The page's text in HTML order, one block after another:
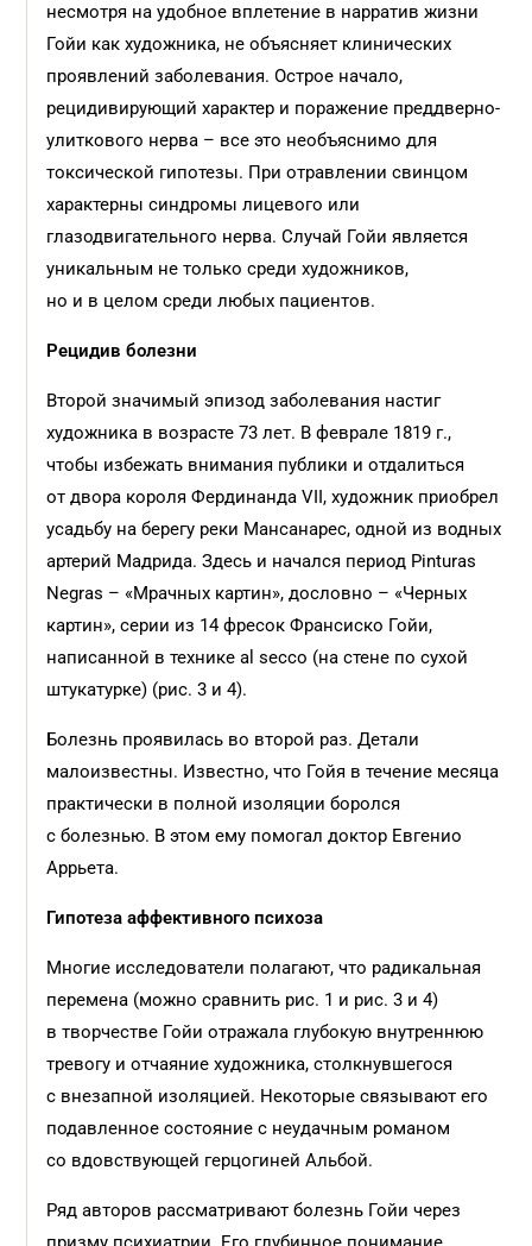
несмотря на удобное вплетение в нарратив жизни
Гойи как художника, не объясняет клинических
проявлений заболевания. Острое начало,
рецидивирующий характер и поражение преддверно-
улиткового нерва – все это необъяснимо для
токсической гипотезы. При отравлении свинцом
характерны синдромы лицевого или
глазодвигательного нерва. Случай Гойи является
уникальным не только среди художников,
но и в целом среди любых пациентов.
Рецидив болезни
Второй значимый эпизод заболевания настиг
художника в возрасте 73 лет. В феврале 1819 г.,
чтобы избежать внимания публики и отдалиться
от двора короля Фердинанда VII, художник приобрел
усадьбу на берегу реки Мансанарес, одной из водных
артерий Мадрида. Здесь и начался период Pinturas
Negras – «Мрачных картин», дословно – «Черных
картин», серии из 14 фресок Франсиско Гойи,
написанной в технике al secco (на стене по сухой
штукатурке) (рис. 3 и 4).
Болезнь проявилась во второй раз. Детали
малоизвестны. Известно, что Гойя в течение месяца
практически в полной изоляции боролся
с болезнью. В этом ему помогал доктор Евгенио
Аррьета.
Гипотеза аффективного психоза
Многие исследователи полагают, что радикальная
перемена (можно сравнить рис. 1 и рис. 3 и 4)
в творчестве Гойи отражала глубокую внутреннюю
тревогу и отчаяние художника, столкнувшегося
с внезапной изоляцией. Некоторые связывают его
подавленное состояние с неудачным романом
со вдовствующей герцогиней Альбой.
Ряд авторов рассматривают болезнь Гойи через